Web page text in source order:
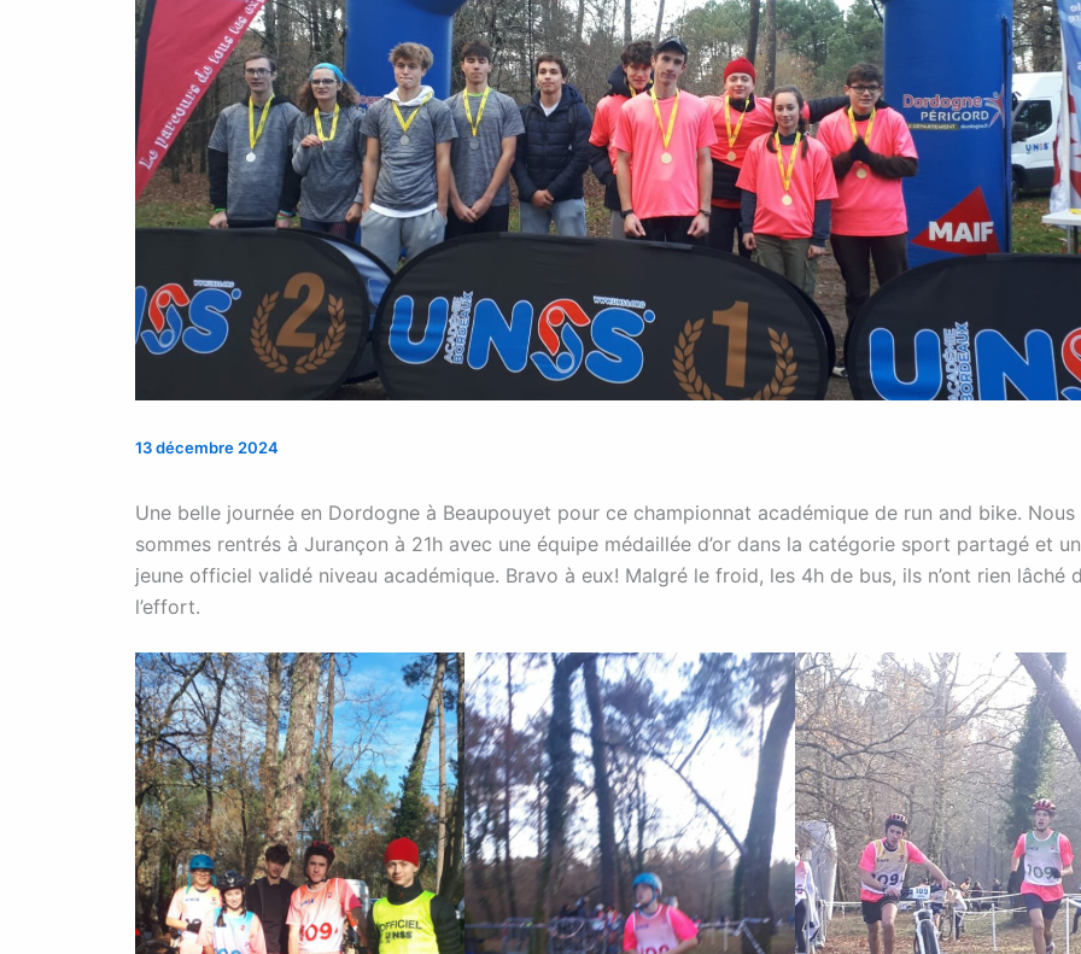
13 décembre 2024
Une belle journée en Dordogne à Beaupouyet pour ce championnat académique de run and bike. Nous
sommes rentrés à Jurançon à 21h avec une équipe médaillée d’or dans la catégorie sport partagé et un
jeune officiel validé niveau académique. Bravo à eux! Malgré le froid, les 4h de bus, ils n’ont rien lâché
l’effort.